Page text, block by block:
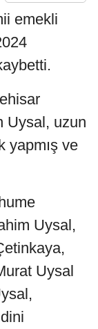
emekli
Uysal, uzun
yapmış ve
Uysal,
Uysal